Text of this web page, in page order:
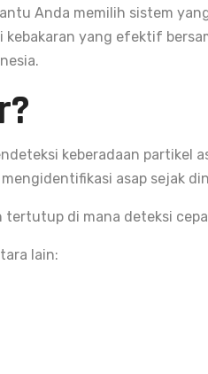
Anda memilih sistem
yang efektif
keberadaan partikel
asap sejak
di mana deteksi
lain: